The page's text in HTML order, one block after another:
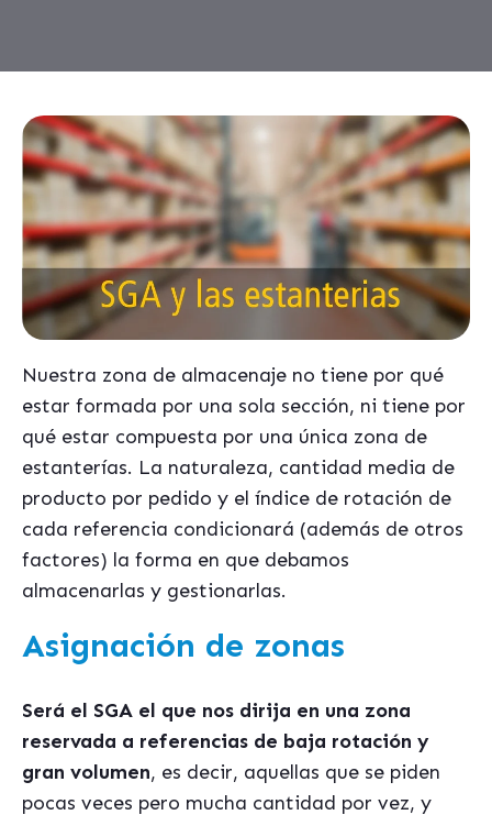
Nuestra zona de almacenaje no tiene por qué
estar formada por una sola sección, ni tiene por
qué estar compuesta por una única zona de
estanterías. La naturaleza, cantidad media de
producto por pedido y el índice de rotación de
cada referencia condicionará (además de otros
factores) la forma en que debamos
almacenarlas y gestionarlas.
Asignación de zonas
Será el SGA el que nos dirija en una zona
reservada a referencias de baja rotación y
gran volumen, es decir, aquellas que se piden
pocas veces pero mucha cantidad por vez, y